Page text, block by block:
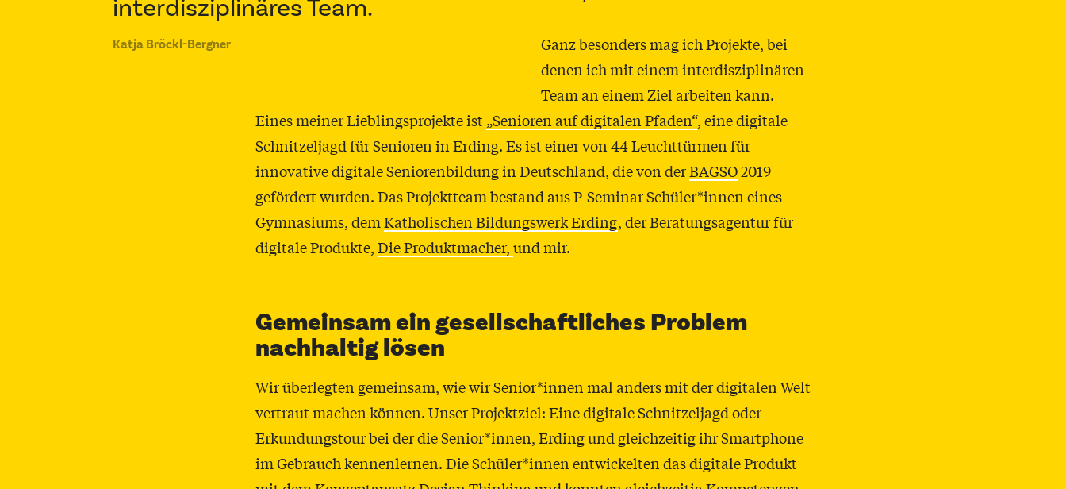
interdisziplinäres Team.
Katja Bröckl-Bergner
Ganz besonders mag ich Projekte, bei
denen ich mit einem interdisziplinären
Team an einem Ziel arbeiten kann.
Eines meiner Lieblingsprojekte ist„Senioren auf digitalen Pfaden“, eine digitale
Schnitzeljagd für Senioren in Erding. Es ist einer von 44 Leuchttürmen für
innovative digitale Seniorenbildung in Deutschland, die von derBAGSO2019
gefördert wurden. Das Projektteam bestand aus P-Seminar Schüler*innen eines
Gymnasiums, demKatholischen Bildungswerk Erding, der Beratungsagentur für
digitale Produkte,Die Produktmacher,und mir.
Gemeinsam ein gesellschaftliches Problem
nachhaltig lösen
Wir überlegten gemeinsam, wie wir Senior*innen mal anders mit der digitalen Welt
vertraut machen können. Unser Projektziel: Eine digitale Schnitzeljagd oder
Erkundungstour bei der die Senior*innen, Erding und gleichzeitig ihr Smartphone
im Gebrauch kennenlernen. Die Schüler*innen entwickelten das digitale Produkt